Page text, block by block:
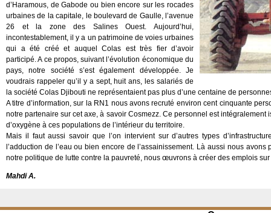
d’Haramous, de Gabode ou bien encore sur les rocades
urbaines de la capitale, le boulevard de Gaulle, l’avenue
26 et la zone des Salines Ouest. Aujourd’hui,
incontestablement, il y a un patrimoine de voies urbaines
qui a été créé et auquel Colas est très fier d’avoir
participé. A ce propos, suivant l’évolution économique du
pays, notre société s’est également développée. Je
voudrais rappeler qu’il y a sept, huit ans, les salariés de
la société Colas Djibouti ne représentaient pas plus d’une centaine de
A titre d’information, sur la RN1 nous avons recruté environ cent cinquante
notre partenaire sur cet axe, à savoir Cosmezz. Ce personnel est
d’oxygène à ces populations de l’intérieur du territoire.
Mais il faut aussi savoir que l’on intervient sur d’autres types
l’adduction de l’eau ou bien encore de l’assainissement. Là aussi nous
notre politique de lutte contre la pauvreté, nous œuvrons à créer des emplois
Mahdi A.